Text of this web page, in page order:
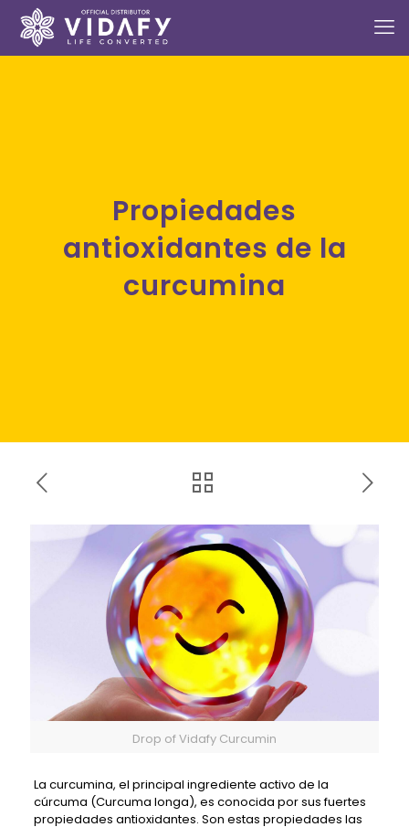
Propiedades
antioxidantes de la
curcumina
Drop of Vidafy Curcumin
La curcumina, el principal ingrediente activo de la
cúrcuma (Curcuma longa), es conocida por sus fuertes
propiedades antioxidantes. Son estas propiedades las